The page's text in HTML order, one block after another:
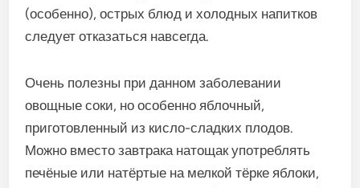
(особенно), острых блюд и холодных напитков
следует отказаться навсегда.
Очень полезны при данном заболевании
овощные соки, но особенно яблочный,
приготовленный из кисло-сладких плодов.
Можно вместо завтрака натощак употреблять
печёные или натёртые на мелкой тёрке яблоки,